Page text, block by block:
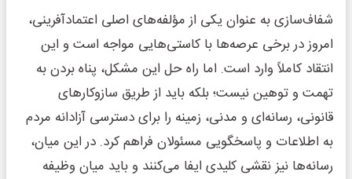
شفاف‌سازی به عنوان یکی از مؤلفه‌های اصلی اعتمادآفرینی،
امروز در برخی عرصه‌ها با کاستی‌هایی مواجه است و این
انتقاد کاملاً وارد است. اما راه حل این مشکل، پناه بردن به
تهمت و توهین نیست؛ بلکه باید از طریق سازوکارهای
قانونی، رسانه‌ای و مدنی، زمینه را برای دسترسی آزادانه مردم
به اطلاعات و پاسخگویی مسئولان فراهم کرد. در این میان،
رسانه‌ها نیز نقشی کلیدی ایفا می‌کنند و باید میان وظیفه